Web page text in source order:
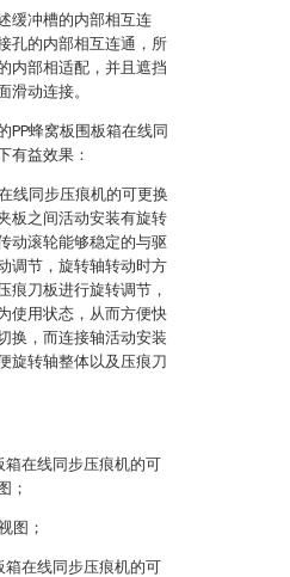
缓冲槽的内部相互连
孔的内部相互连通，所
内部相适配，并且遮挡
滑动连接。
PP蜂窝板围板箱在线同
有益效果：
线同步压痕机的可更换
板之间活动安装有旋转
动滚轮能够稳定的与驱
调节，旋转轴转动时方
痕刀板进行旋转调节，
使用状态，从而方便快
换，而连接轴活动安装
旋转轴整体以及压痕刀
箱在线同步压痕机的可
；
图；
箱在线同步压痕机的可